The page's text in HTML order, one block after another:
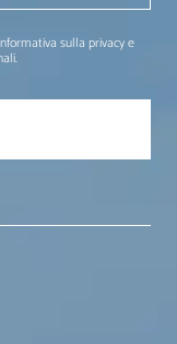
sulla privacy e